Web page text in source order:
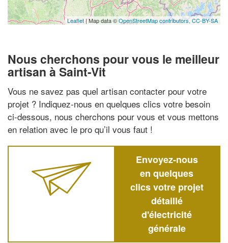
Leaflet| Map data ©OpenStreetMap contributors, CC-BY-SA
Nous cherchons pour vous le meilleur
artisan à Saint-Vit
Vous ne savez pas quel artisan contacter pour votre
projet ? Indiquez-nous en quelques clics votre besoin
ci-dessous, nous cherchons pour vous et vous mettons
en relation avec le pro qu’il vous faut !
Envoyez-nous
en quelques
clics votre projet
détaillé
d'électricité
générale